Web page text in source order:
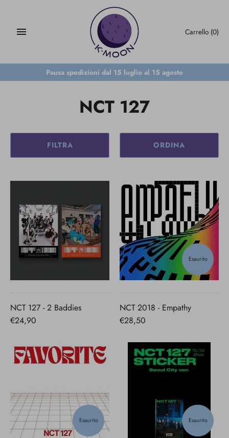
contenuto
Carrello (0)
Pausa spedizioni dal 15 luglio al 15 agosto
NCT 127
FILTRA ORDINA
NCT 127 - 2 Baddies
€24,90
Esaurito
NCT 2018 - Empathy
€28,50
Esaurito Esaurito